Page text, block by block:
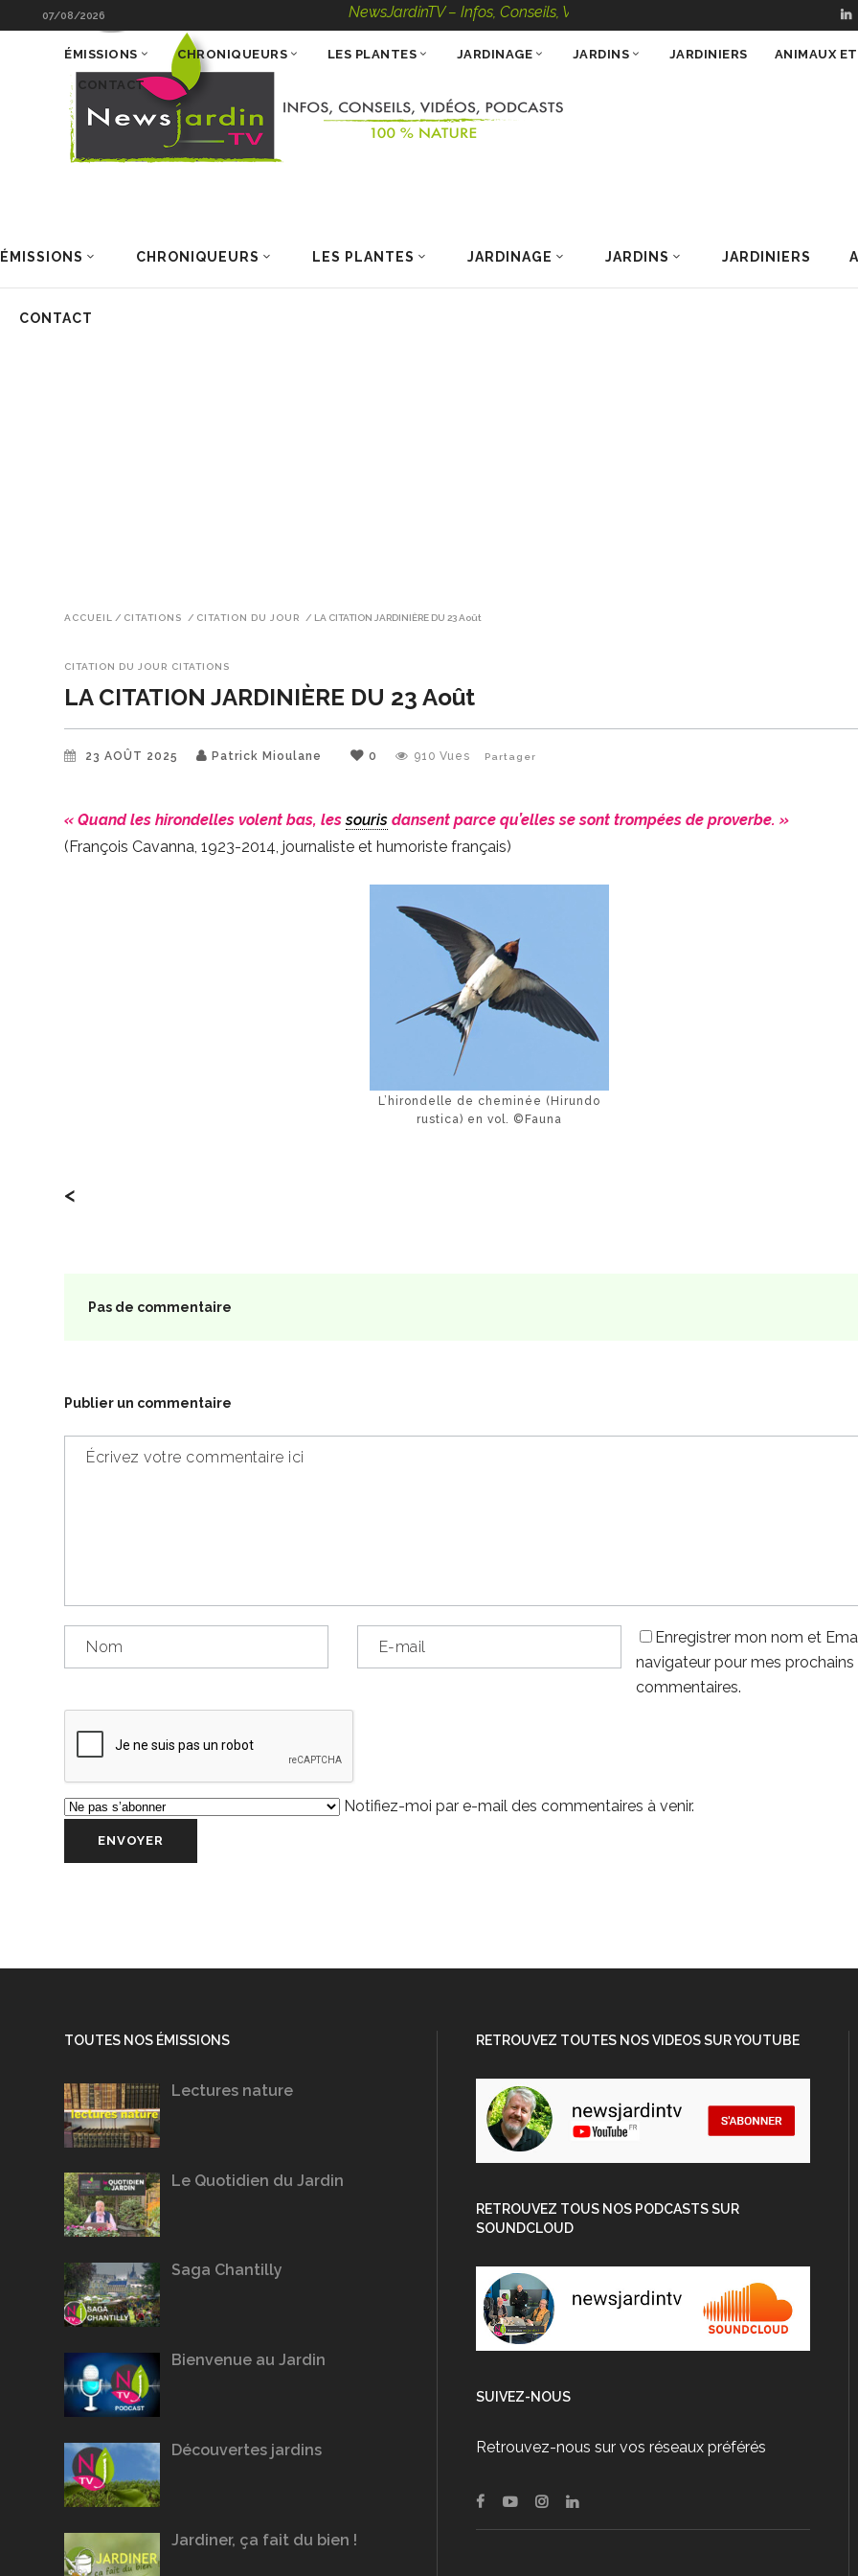
07/08/2026 NewsJardinTV – Infos, Conseils, Vidéos, Podcasts – 100 % Nature
ÉMISSIONS CHRONIQUEURS LES PLANTES JARDINAGE JARDINS JARDINIERS
CONTACT
ÉMISSIONS CHRONIQUEURS LES PLANTES JARDINAGE JARDINS JARDINIERS ANIMAUX
CONTACT
ACCUEIL / CITATIONS / CITATION DU JOUR / LA CITATION JARDINIÈRE DU 23 Août
CITATION DU JOUR CITATIONS
LA CITATION JARDINIÈRE DU 23 Août
23 AOÛT 2025 Patrick Mioulane 0 910 Vues Partager
« Quand les hirondelles volent bas, lessouris dansent parce qu’elles se sont trompées de proverbe. »
(François Cavanna, 1923-2014, journaliste et humoriste français)
L’hirondelle de cheminée (Hirundo
rustica) en vol. ©Fauna
<
Pas de commentaire
Publier un commentaire
Enregistrer mon nom et
navigateur pour mes prochains
commentaires.
Notifiez-moi par e-mail des commentaires à venir.
TOUTES NOS ÉMISSIONS
Lectures nature
Le Quotidien du Jardin
Saga Chantilly
Bienvenue au Jardin
Découvertes jardins
Jardiner, ça fait du bien !
RETROUVEZ TOUTES NOS VIDEOS SUR YOUTUBE
RETROUVEZ TOUS NOS PODCASTS SUR
SOUNDCLOUD
SUIVEZ-NOUS
Retrouvez-nous sur vos réseaux préférés